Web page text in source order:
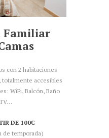
Familiar
con 2 habitaciones
totalmente accesibles
WiFi, Balcón, Baño
DE 100€
de temporada)